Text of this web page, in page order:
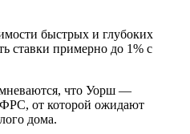
быстрых и глубоких
ставки примерно до 1% с
что Уорш —
ФРС, от которой ожидают
дома.